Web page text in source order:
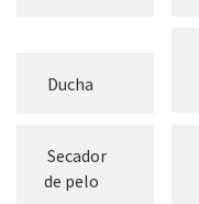
Ducha
Secador
de pelo